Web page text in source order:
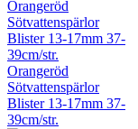
Orangeröd
Sötvattenspärlor
Blister 13-17mm 37-
39cm/str.